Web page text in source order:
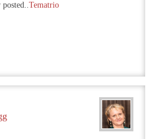
posted..Tematrio